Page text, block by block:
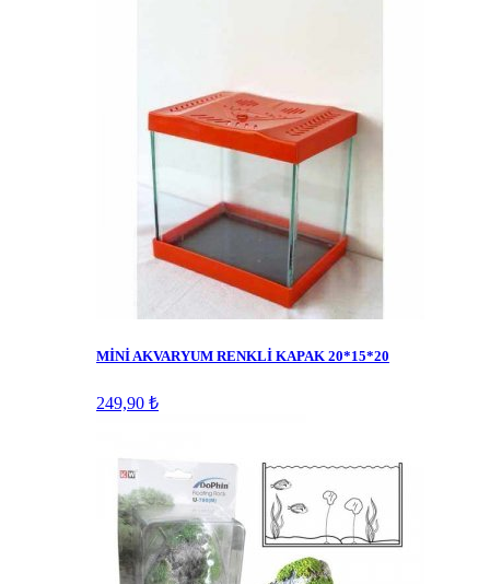
MİNİ AKVARYUM RENKLİ KAPAK 20*15*20
249,90 ₺